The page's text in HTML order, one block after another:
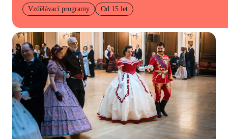
Vzdělávací programy Od 15 let